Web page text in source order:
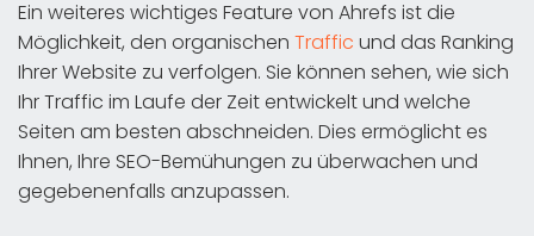
Ein weiteres wichtiges Feature von Ahrefs ist die
Möglichkeit, den organischen Traffic und das Ranking
Ihrer Website zu verfolgen. Sie können sehen, wie sich
Ihr Traffic im Laufe der Zeit entwickelt und welche
Seiten am besten abschneiden. Dies ermöglicht es
Ihnen, Ihre SEO-Bemühungen zu überwachen und
gegebenenfalls anzupassen.